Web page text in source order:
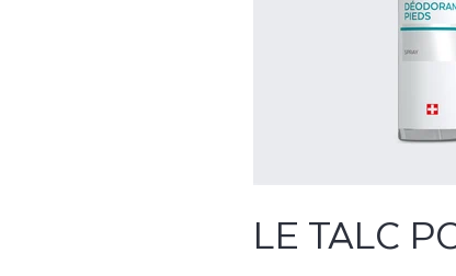
LE TALC